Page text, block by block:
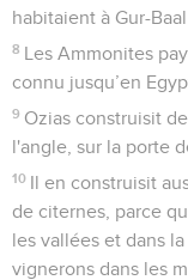
habitaient à Gur-
8 Les Ammonites
connu jusqu’en
9 Ozias construisit
l'angle, sur la porte
10 Il en construisit
de citernes, parce
les vallées et dans
vignerons dans les